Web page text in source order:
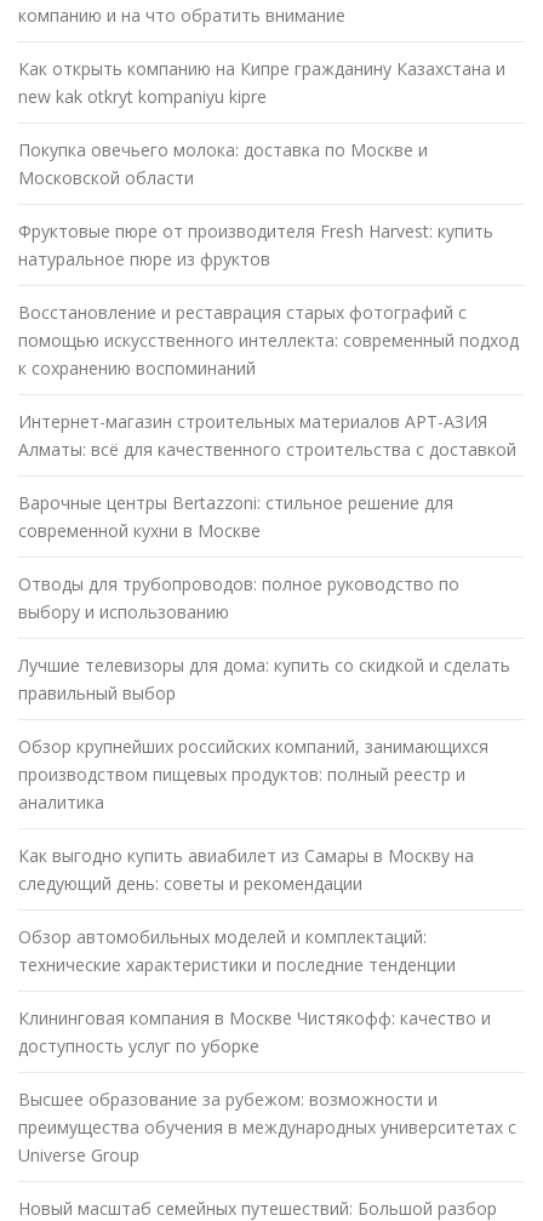
компанию и на что обратить внимание
Как открыть компанию на Кипре гражданину Казахстана и
new kak otkryt kompaniyu kipre
Покупка овечьего молока: доставка по Москве и
Московской области
Фруктовые пюре от производителя Fresh Harvest: купить
натуральное пюре из фруктов
Восстановление и реставрация старых фотографий с
помощью искусственного интеллекта: современный подход
к сохранению воспоминаний
Интернет-магазин строительных материалов АРТ-АЗИЯ
Алматы: всё для качественного строительства с доставкой
Варочные центры Bertazzoni: стильное решение для
современной кухни в Москве
Отводы для трубопроводов: полное руководство по
выбору и использованию
Лучшие телевизоры для дома: купить со скидкой и сделать
правильный выбор
Обзор крупнейших российских компаний, занимающихся
производством пищевых продуктов: полный реестр и
аналитика
Как выгодно купить авиабилет из Самары в Москву на
следующий день: советы и рекомендации
Обзор автомобильных моделей и комплектаций:
технические характеристики и последние тенденции
Клининговая компания в Москве Чистякофф: качество и
доступность услуг по уборке
Высшее образование за рубежом: возможности и
преимущества обучения в международных университетах с
Universe Group
Новый масштаб семейных путешествий: Большой разбор